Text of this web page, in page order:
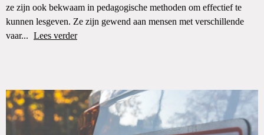
ze zijn ook bekwaam in pedagogische methoden om effectief te
kunnen lesgeven. Ze zijn gewend aan mensen met verschillende
vaar... Lees verder